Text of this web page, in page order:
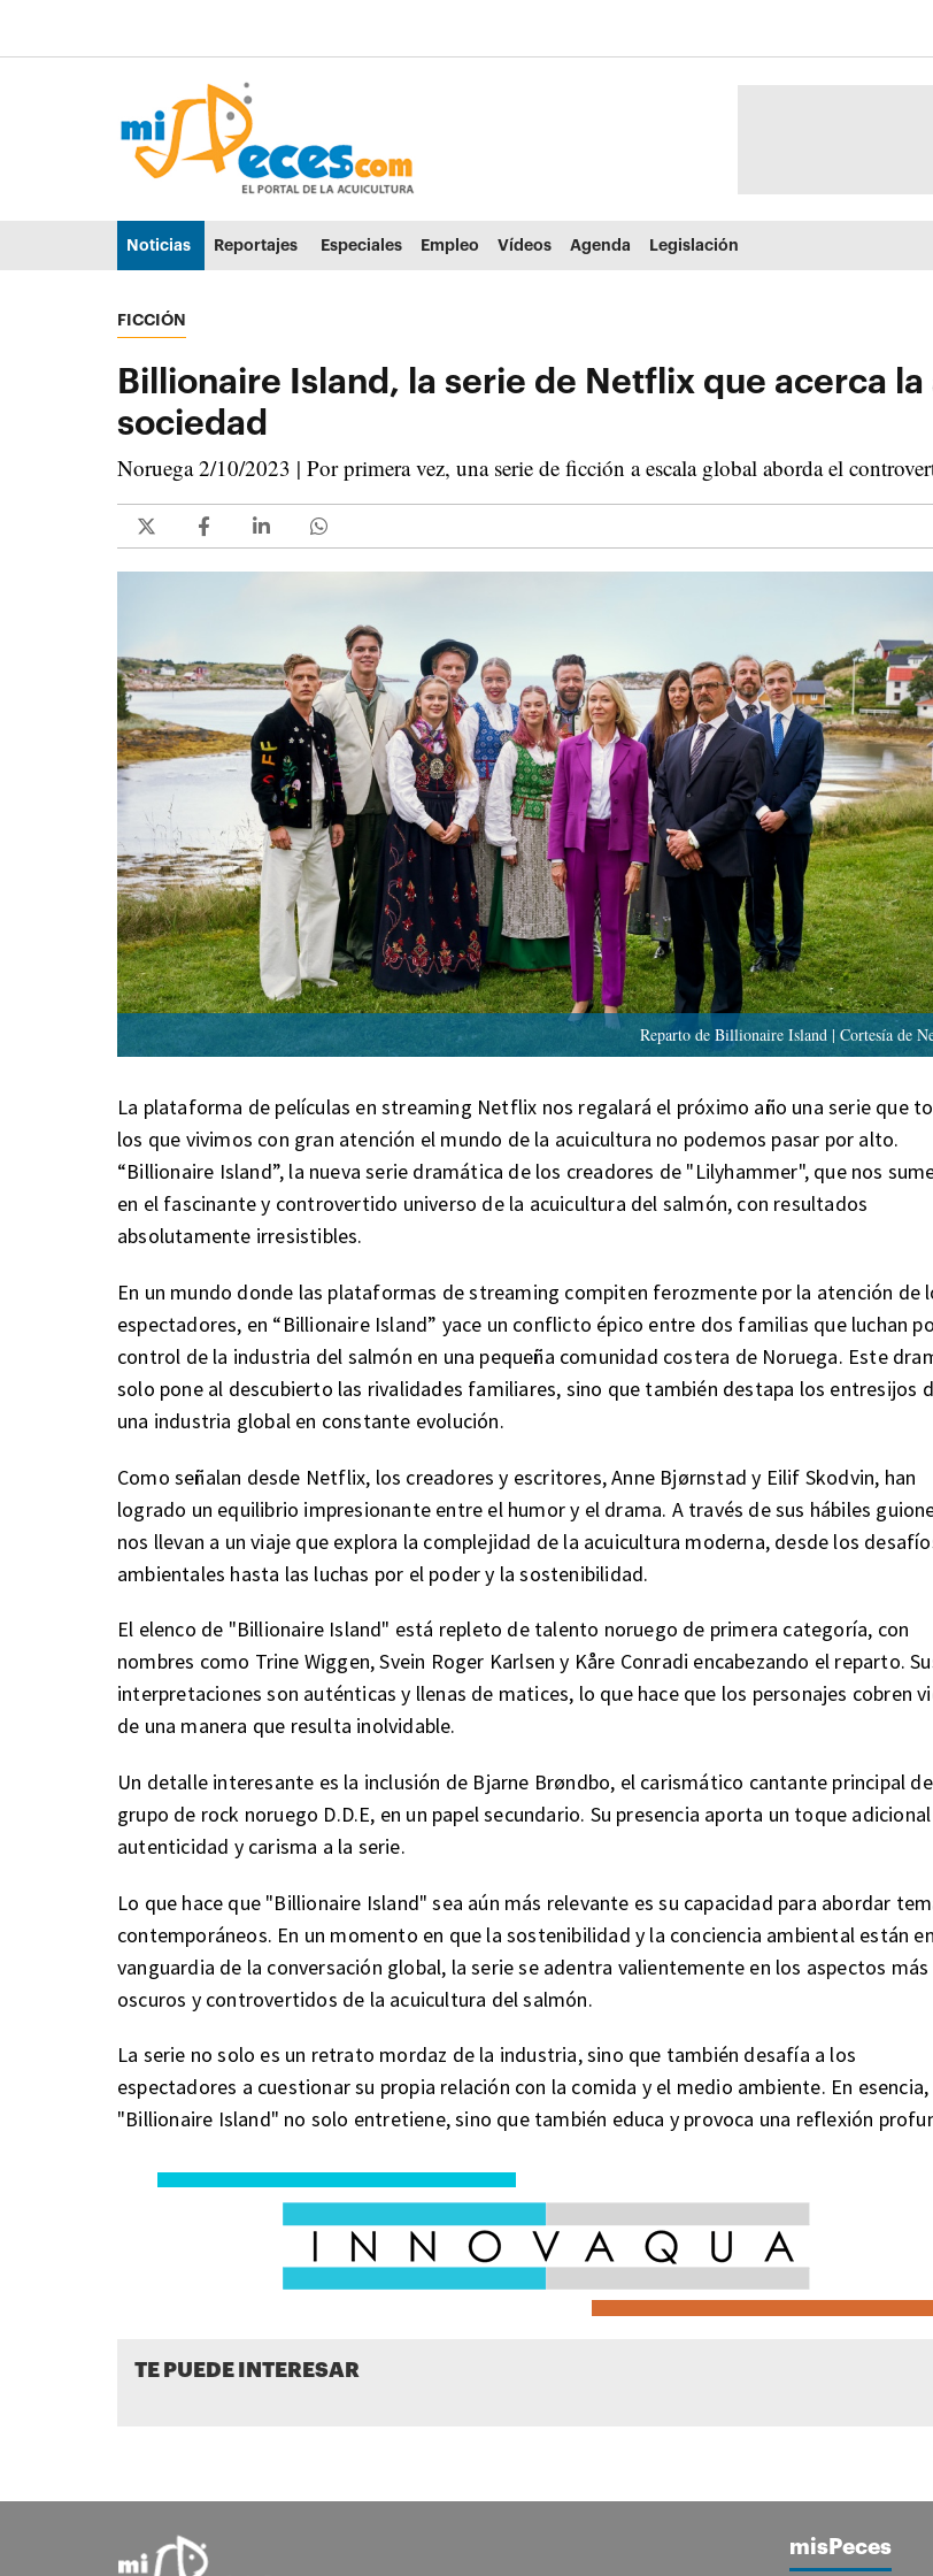
Ir al menú principal (alt + u)
Noticias Reportajes Especiales Empleo Vídeos Agenda Legislación
FICCIÓN
Billionaire Island, la serie de Netflix que acerca
sociedad
Noruega 2/10/2023 | Por primera vez, una serie de ficción a escala global aborda el
Reparto de Billionaire Island | Cortesía de
La plataforma de películas en streaming Netflix nos regalará el próximo año una serie que
los que vivimos con gran atención el mundo de la acuicultura no podemos pasar por alto.
“Billionaire Island”, la nueva serie dramática de los creadores de "Lilyhammer", que nos
en el fascinante y controvertido universo de la acuicultura del salmón, con resultados
absolutamente irresistibles.
En un mundo donde las plataformas de streaming compiten ferozmente por la atención de
espectadores, en “Billionaire Island” yace un conflicto épico entre dos familias que luchan
control de la industria del salmón en una pequeña comunidad costera de Noruega. Este
solo pone al descubierto las rivalidades familiares, sino que también destapa los entresijos
una industria global en constante evolución.
Como señalan desde Netflix, los creadores y escritores, Anne Bjørnstad y Eilif Skodvin, han
logrado un equilibrio impresionante entre el humor y el drama. A través de sus hábiles
nos llevan a un viaje que explora la complejidad de la acuicultura moderna, desde los
ambientales hasta las luchas por el poder y la sostenibilidad.
El elenco de "Billionaire Island" está repleto de talento noruego de primera categoría, con
nombres como Trine Wiggen, Svein Roger Karlsen y Kåre Conradi encabezando el reparto.
interpretaciones son auténticas y llenas de matices, lo que hace que los personajes cobren
de una manera que resulta inolvidable.
Un detalle interesante es la inclusión de Bjarne Brøndbo, el carismático cantante principal
grupo de rock noruego D.D.E, en un papel secundario. Su presencia aporta un toque
autenticidad y carisma a la serie.
Lo que hace que "Billionaire Island" sea aún más relevante es su capacidad para abordar
contemporáneos. En un momento en que la sostenibilidad y la conciencia ambiental están
vanguardia de la conversación global, la serie se adentra valientemente en los aspectos más
oscuros y controvertidos de la acuicultura del salmón.
La serie no solo es un retrato mordaz de la industria, sino que también desafía a los
espectadores a cuestionar su propia relación con la comida y el medio ambiente. En esencia,
"Billionaire Island" no solo entretiene, sino que también educa y provoca una reflexión
TE PUEDE INTERESAR
misPeces